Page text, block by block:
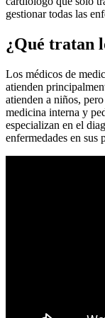
gestionar todas las
¿Qué tratan
Los médicos de
atienden
atienden a niños,
medicina interna y
especializan en el
enfermedades en sus